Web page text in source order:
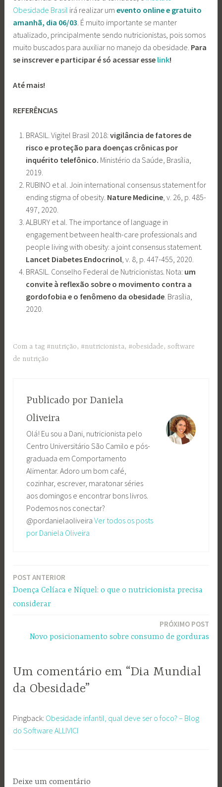
Obesidade Brasil irá realizar umevento online e gratuito
amanhã, dia 06/03. É muito importante se manter
atualizado, principalmente sendo nutricionistas, pois somos
muito buscados para auxiliar no manejo da obesidade. Para
se inscrever e participar é só acessar esse link!
Até mais!
REFERÊNCIAS
BRASIL. Vigitel Brasil 2018: vigilância de fatores de
risco e proteção para doenças crônicas por
inquérito telefônico. Ministério da Saúde, Brasília,
2019.
RUBINO et al. Join international consensus statement for
ending stigma of obesity. Nature Medicine, v. 26, p. 485-
497, 2020.
ALBURY et al. The importance of language in
engagement between health-care professionals and
people living with obesity: a joint consensus statement.
Lancet Diabetes Endocrinol, v. 8, p. 447-455, 2020.
BRASIL. Conselho Federal de Nutricionistas. Nota: um
convite à reflexão sobre o movimento contra a
gordofobia e o fenômeno da obesidade. Brasília,
2020.
Com a tag #nutrição, #nutricionista, #obesidade,software
de nutrição
Publicado por Daniela
Oliveira
Olá! Eu sou a Dani, nutricionista pelo
Centro Universitário São Camilo e pós-
graduada em Comportamento
Alimentar. Adoro um bom café,
cozinhar, escrever, maratonar séries
aos domingos e encontrar bons livros.
Podemos nos conectar?
@pordanielaoliveira Ver todos os posts
por Daniela Oliveira
Navegação
POST ANTERIOR
Doença Celíaca e Níquel: o que o nutricionista precisa
considerar
PRÓXIMO POST
Novo posicionamento sobre consumo de gorduras
Um comentário em “Dia Mundial
da Obesidade”
Pingback: Obesidade infantil, qual deve ser o foco? – Blog
do Software ALLIVICI
Deixe um comentário